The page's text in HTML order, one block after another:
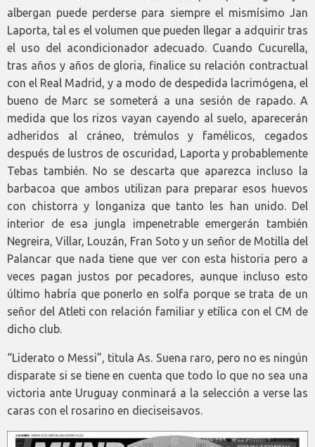
albergan puede perderse para siempre el mismísimo Jan
Laporta, tal es el volumen que pueden llegar a adquirir tras
el uso del acondicionador adecuado. Cuando Cucurella,
tras años y años de gloria, finalice su relación contractual
con el Real Madrid, y a modo de despedida lacrimógena, el
bueno de Marc se someterá a una sesión de rapado. A
medida que los rizos vayan cayendo al suelo, aparecerán
adheridos al cráneo, trémulos y famélicos, cegados
después de lustros de oscuridad, Laporta y probablemente
Tebas también. No se descarta que aparezca incluso la
barbacoa que ambos utilizan para preparar esos huevos
con chistorra y longaniza que tanto les han unido. Del
interior de esa jungla impenetrable emergerán también
Negreira, Villar, Louzán, Fran Soto y un señor de Motilla del
Palancar que nada tiene que ver con esta historia pero a
veces pagan justos por pecadores, aunque incluso esto
último habría que ponerlo en solfa porque se trata de un
señor del Atleti con relación familiar y etílica con el CM de
dicho club.
“Liderato o Messi”, titula As. Suena raro, pero no es ningún
disparate si se tiene en cuenta que todo lo que no sea una
victoria ante Uruguay conminará a la selección a verse las
caras con el rosarino en dieciseisavos.